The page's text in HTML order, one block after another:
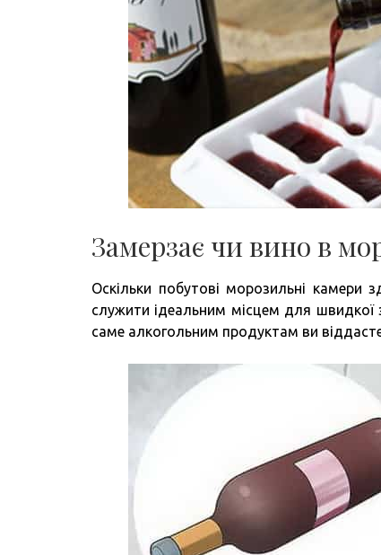
Замерзає чи вино в
Оскільки побутові морозильні
служити ідеальним місцем для
саме алкогольним продуктам ви